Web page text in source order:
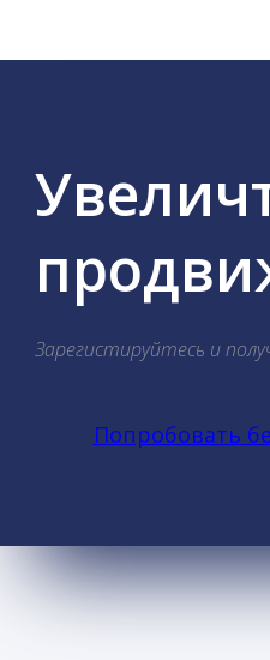
Зарегистируйтесь и
Попробовать